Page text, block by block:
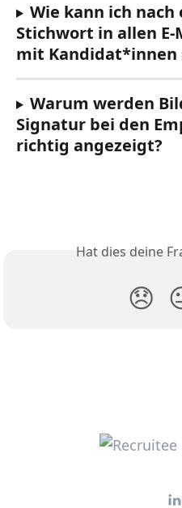
Wie kann ich
Stichwort in allen
mit Kandidat*innen
Warum werden
Signatur bei den
richtig angezeigt?
Hat dies deine
😞